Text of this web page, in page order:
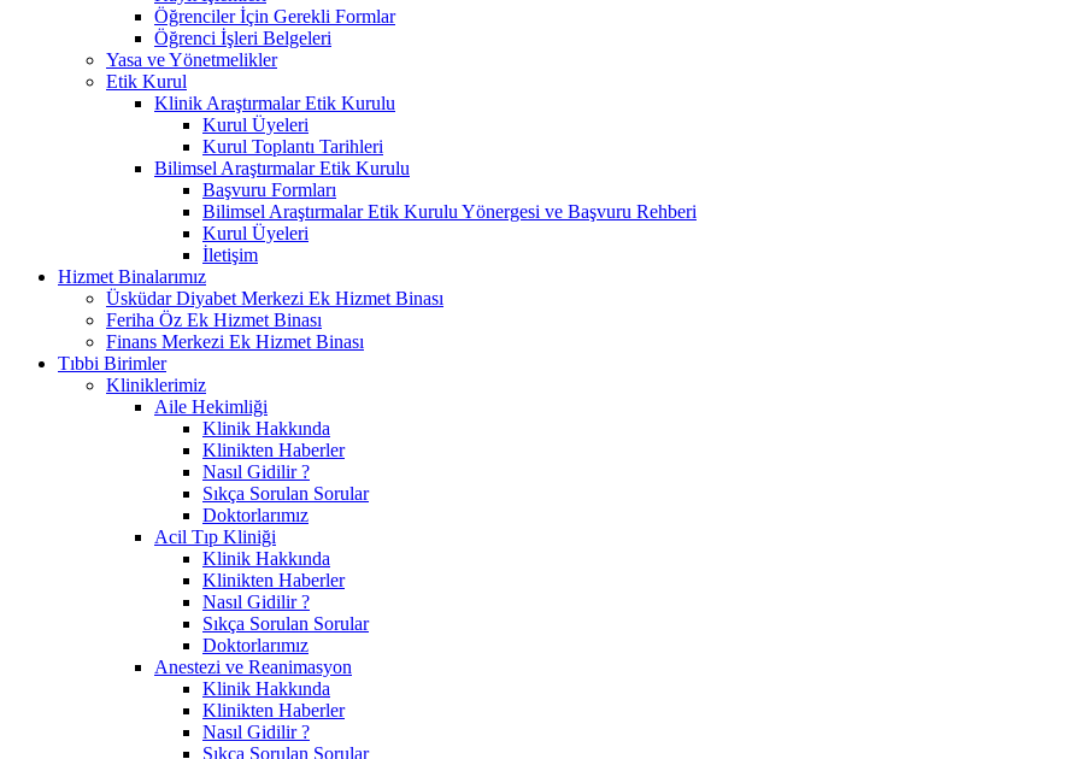
Öğrenciler İçin Gerekli Formlar
Öğrenci İşleri Belgeleri
Yasa ve Yönetmelikler
Etik Kurul
Klinik Araştırmalar Etik Kurulu
Kurul Üyeleri
Kurul Toplantı Tarihleri
Bilimsel Araştırmalar Etik Kurulu
Başvuru Formları
Bilimsel Araştırmalar Etik Kurulu Yönergesi ve Başvuru Rehberi
Kurul Üyeleri
İletişim
Hizmet Binalarımız
Üsküdar Diyabet Merkezi Ek Hizmet Binası
Feriha Öz Ek Hizmet Binası
Finans Merkezi Ek Hizmet Binası
Tıbbi Birimler
Kliniklerimiz
Aile Hekimliği
Klinik Hakkında
Klinikten Haberler
Nasıl Gidilir ?
Sıkça Sorulan Sorular
Doktorlarımız
Acil Tıp Kliniği
Klinik Hakkında
Klinikten Haberler
Nasıl Gidilir ?
Sıkça Sorulan Sorular
Doktorlarımız
Anestezi ve Reanimasyon
Klinik Hakkında
Klinikten Haberler
Nasıl Gidilir ?
Sıkça Sorulan Sorular